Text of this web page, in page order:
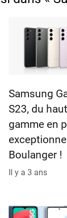
Samsung
S23, du
gamme en
Boulanger !
Il y a 3 ans